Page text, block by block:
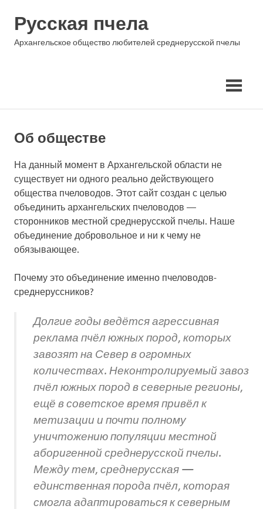
content
Русская пчела
Архангельское общество любителей среднерусской пчелы
Об обществе
На данный момент в Архангельской области не
существует ни одного реально действующего
общества пчеловодов. Этот сайт создан с целью
объединить архангельских пчеловодов —
сторонников местной среднерусской пчелы. Наше
объединение добровольное и ни к чему не
обязывающее.
Почему это объединение именно пчеловодов-
среднеруссников?
Долгие годы ведётся агрессивная
реклама пчёл южных пород, которых
завозят на Север в огромных
количествах. Неконтролируемый завоз
пчёл южных пород в северные регионы,
ещё в советское время привёл к
метизации и почти полному
уничтожению популяции местной
аборигенной среднерусской пчелы.
Между тем, среднерусская —
единственная порода пчёл, которая
смогла адаптироваться к северным